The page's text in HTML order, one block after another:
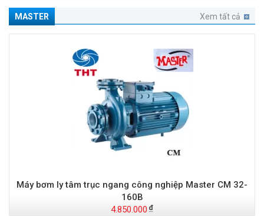
MASTER Xem tất cả
Máy bơm ly tâm trục ngang công nghiệp Master CM 32-
160B
4.850.000